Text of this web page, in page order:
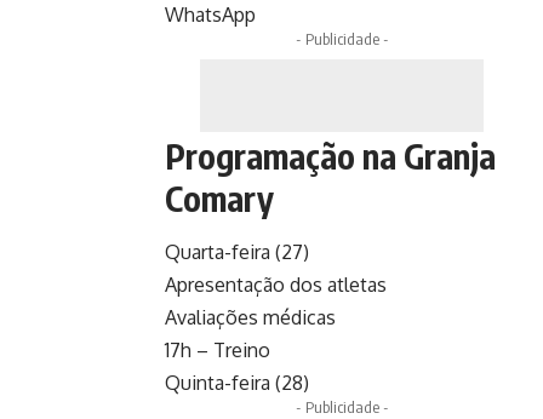
WhatsApp
- Publicidade -
Programação na Granja
Comary
Quarta-feira (27)
Apresentação dos atletas
Avaliações médicas
17h – Treino
Quinta-feira (28)
- Publicidade -